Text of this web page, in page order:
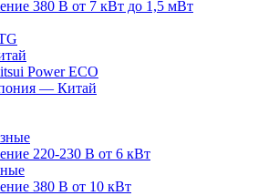
380 В от 7 кВт до 1,5 мВт
Power ECO
— Китай
220-230 В от 6 кВт
380 В от 10 кВт